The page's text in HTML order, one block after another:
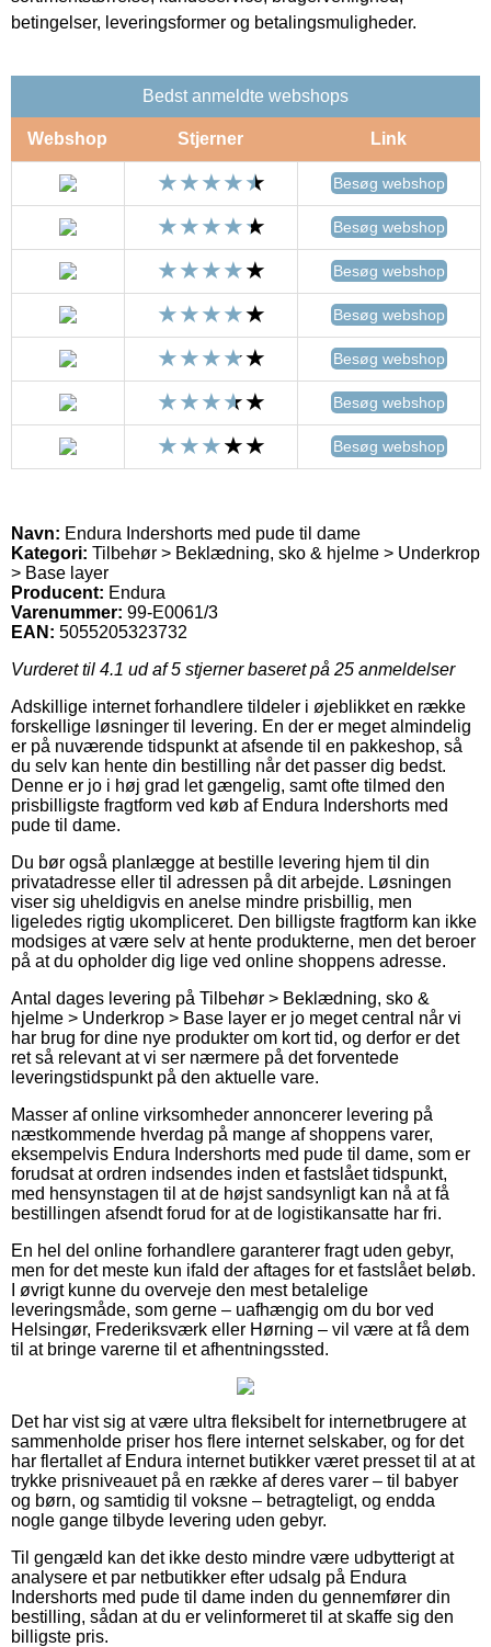
betingelser, leveringsformer og betalingsmuligheder.
Bedst anmeldte webshops
Webshop Stjerner Link
Besøg webshop
Besøg webshop
Besøg webshop
Besøg webshop
Besøg webshop
Besøg webshop
Besøg webshop
Navn: Endura Indershorts med pude til dame
Kategori: Tilbehør > Beklædning, sko & hjelme > Underkrop
> Base layer
Producent: Endura
Varenummer: 99-E0061/3
EAN: 5055205323732
Vurderet til 4.1 ud af 5 stjerner baseret på 25 anmeldelser
Adskillige internet forhandlere tildeler i øjeblikket en række
forskellige løsninger til levering. En der er meget almindelig
er på nuværende tidspunkt at afsende til en pakkeshop, så
du selv kan hente din bestilling når det passer dig bedst.
Denne er jo i høj grad let gængelig, samt ofte tilmed den
prisbilligste fragtform ved køb af Endura Indershorts med
pude til dame.
Du bør også planlægge at bestille levering hjem til din
privatadresse eller til adressen på dit arbejde. Løsningen
viser sig uheldigvis en anelse mindre prisbillig, men
ligeledes rigtig ukompliceret. Den billigste fragtform kan ikke
modsiges at være selv at hente produkterne, men det beroer
på at du opholder dig lige ved online shoppens adresse.
Antal dages levering på Tilbehør > Beklædning, sko &
hjelme > Underkrop > Base layer er jo meget central når vi
har brug for dine nye produkter om kort tid, og derfor er det
ret så relevant at vi ser nærmere på det forventede
leveringstidspunkt på den aktuelle vare.
Masser af online virksomheder annoncerer levering på
næstkommende hverdag på mange af shoppens varer,
eksempelvis Endura Indershorts med pude til dame, som er
forudsat at ordren indsendes inden et fastslået tidspunkt,
med hensynstagen til at de højst sandsynligt kan nå at få
bestillingen afsendt forud for at de logistikansatte har fri.
En hel del online forhandlere garanterer fragt uden gebyr,
men for det meste kun ifald der aftages for et fastslået beløb.
I øvrigt kunne du overveje den mest betalelige
leveringsmåde, som gerne – uafhængig om du bor ved
Helsingør, Frederiksværk eller Hørning – vil være at få dem
til at bringe varerne til et afhentningssted.
Det har vist sig at være ultra fleksibelt for internetbrugere at
sammenholde priser hos flere internet selskaber, og for det
har flertallet af Endura internet butikker været presset til at at
trykke prisniveauet på en række af deres varer – til babyer
og børn, og samtidig til voksne – betragteligt, og endda
nogle gange tilbyde levering uden gebyr.
Til gengæld kan det ikke desto mindre være udbytterigt at
analysere et par netbutikker efter udsalg på Endura
Indershorts med pude til dame inden du gennemfører din
bestilling, sådan at du er velinformeret til at skaffe sig den
billigste pris.